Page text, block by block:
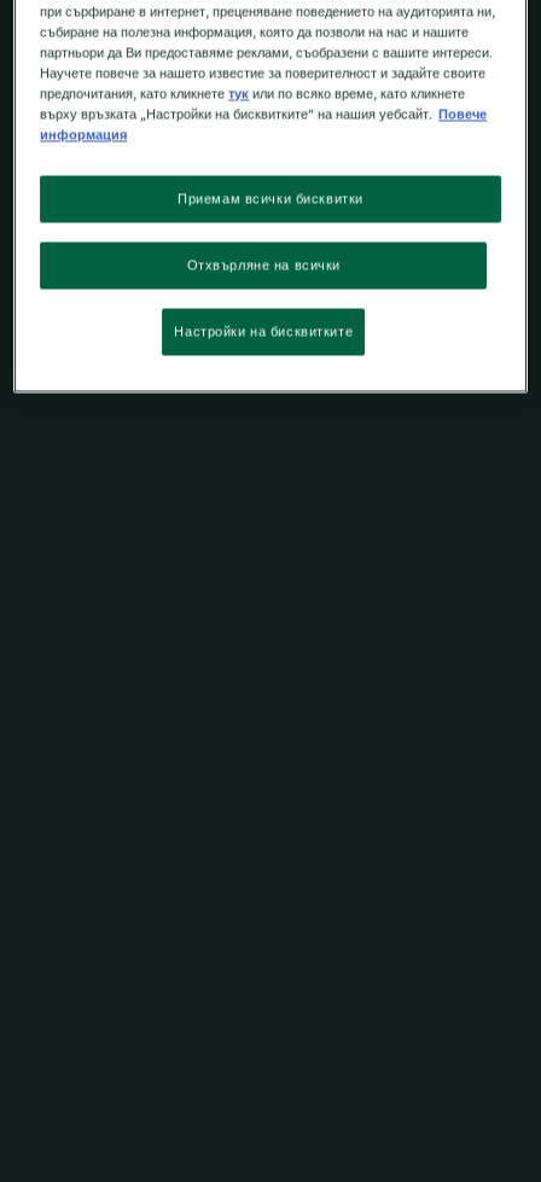
при сърфиране в интернет, преценяване поведението на аудиторията ни,
събиране на полезна информация, която да позволи на нас и нашите
партньори да Ви предоставяме реклами, съобразени с вашите интереси.
Научете повече за нашето известие за поверителност и задайте своите
предпочитания, като кликнететук или по всяко време, като кликнете
върху връзката „Настройки на бисквитките“ на нашия уебсайт.
Повече
информация
Отхвърляне на всички
Приемам всички бисквитки
Настройки на бисквитките